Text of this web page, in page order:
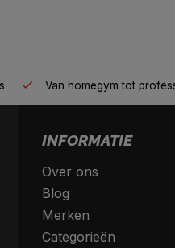
Van homegym tot
INFORMATIE
Over ons
Blog
Merken
Categorieën